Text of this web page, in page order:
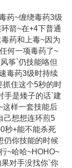
药~缠绕毒药3级
箭~在+4下普通
药和上毒~因为
何一项毒药了~
筝`仍技能咯但
毒药3级时持续
抓住这个5秒的时
手是矮子的话`建
这样一套技能后
己想想连环煎5
秒+能不能杀死
仍你技能的时候
~哈哈~HOHO~
对手没找你`你